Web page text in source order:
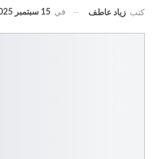
كتب زياد عاطف في 15 سبتمبر 2025